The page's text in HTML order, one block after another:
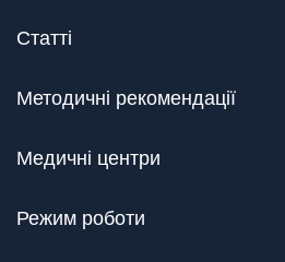
Статті
Методичні рекомендації
Медичні центри
Режим роботи